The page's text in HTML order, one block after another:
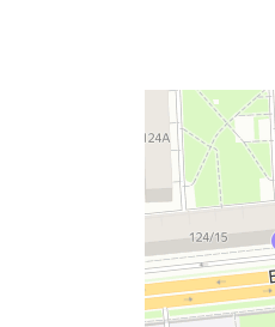
Ярославль
Яндекс Карты